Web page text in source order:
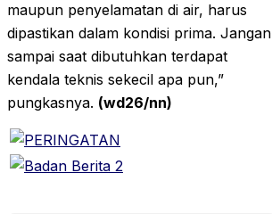
maupun penyelamatan di air, harus
dipastikan dalam kondisi prima. Jangan
sampai saat dibutuhkan terdapat
kendala teknis sekecil apa pun,”
pungkasnya. (wd26/nn)